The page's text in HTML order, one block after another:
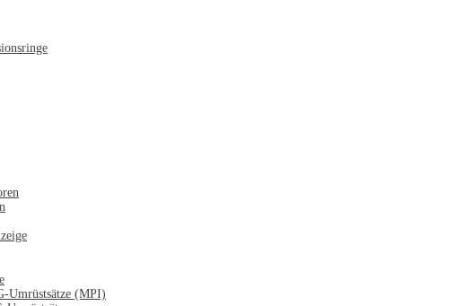
Umrüstsätze (MPI)